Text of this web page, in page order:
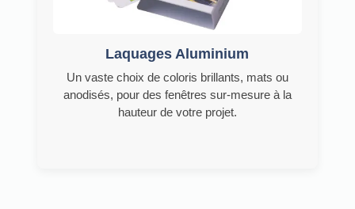
Laquages Aluminium
Un vaste choix de coloris brillants, mats ou
anodisés, pour des fenêtres sur-mesure à la
hauteur de votre projet.